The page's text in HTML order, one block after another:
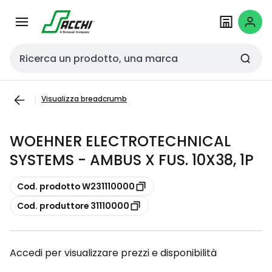
navigazionecontenuto
Cerca input
Visualizza breadcrumb
WOEHNER ELECTROTECHNICAL
SYSTEMS - AMBUS X FUS. 10X38, 1P
copia
Cod. prodotto W231110000
copia
Cod. produttore 31110000
Accedi per visualizzare prezzi e disponibilità